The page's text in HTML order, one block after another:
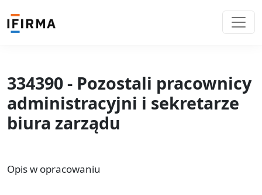
334390 - Pozostali pracownicy
administracyjni i sekretarze
biura zarządu
Opis w opracowaniu